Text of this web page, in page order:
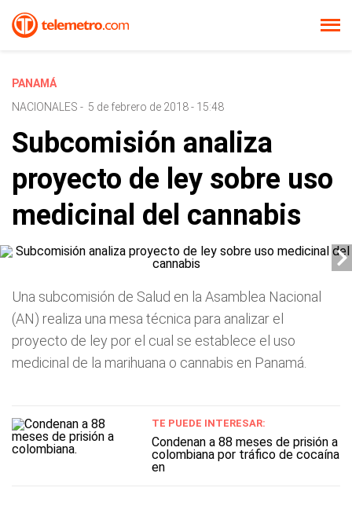
PANAMÁ
NACIONALES - 5 de febrero de 2018 - 15:48
Subcomisión analiza
proyecto de ley sobre uso
medicinal del cannabis
Una subcomisión de Salud en la Asamblea Nacional
(AN) realiza una mesa técnica para analizar el
proyecto de ley por el cual se establece el uso
medicinal de la marihuana o cannabis en Panamá.
TE PUEDE INTERESAR:
Condenan a 88 meses de prisión a
colombiana por tráfico de cocaína
en